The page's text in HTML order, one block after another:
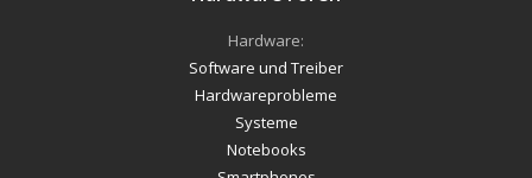
Hardware:
Software und Treiber
Hardwareprobleme
Systeme
Notebooks